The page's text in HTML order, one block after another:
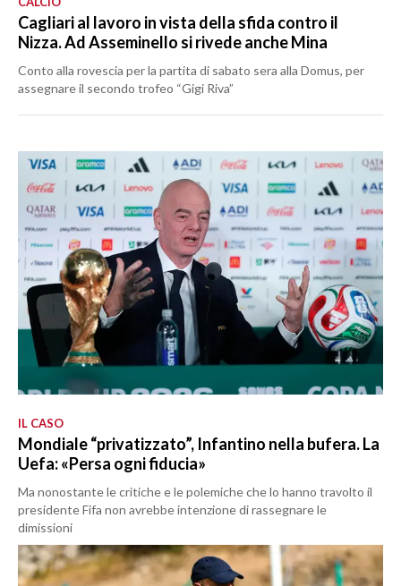
Cagliari al lavoro in vista della sfida contro il
Nizza. Ad Asseminello si rivede anche Mina
Conto alla rovescia per la partita di sabato sera alla Domus, per
assegnare il secondo trofeo “Gigi Riva”
IL CASO
Mondiale “privatizzato”, Infantino nella bufera. La
Uefa: «Persa ogni fiducia»
Ma nonostante le critiche e le polemiche che lo hanno travolto il
presidente Fifa non avrebbe intenzione di rassegnare le
dimissioni